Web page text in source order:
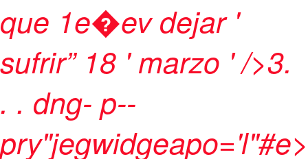
que 1e�ev dejar '
sufrir” 18 ' marzo ' />3.
. . dng- p--
pry"jegwidgeapo='l"#e>